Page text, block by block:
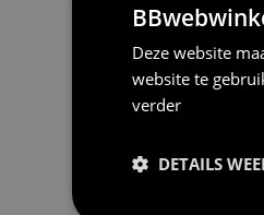
1 2
Deze website
website te
verder
DETAILS